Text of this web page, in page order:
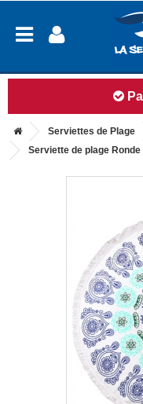
14
Serviettes de Plage
Serviette de plage Ronde